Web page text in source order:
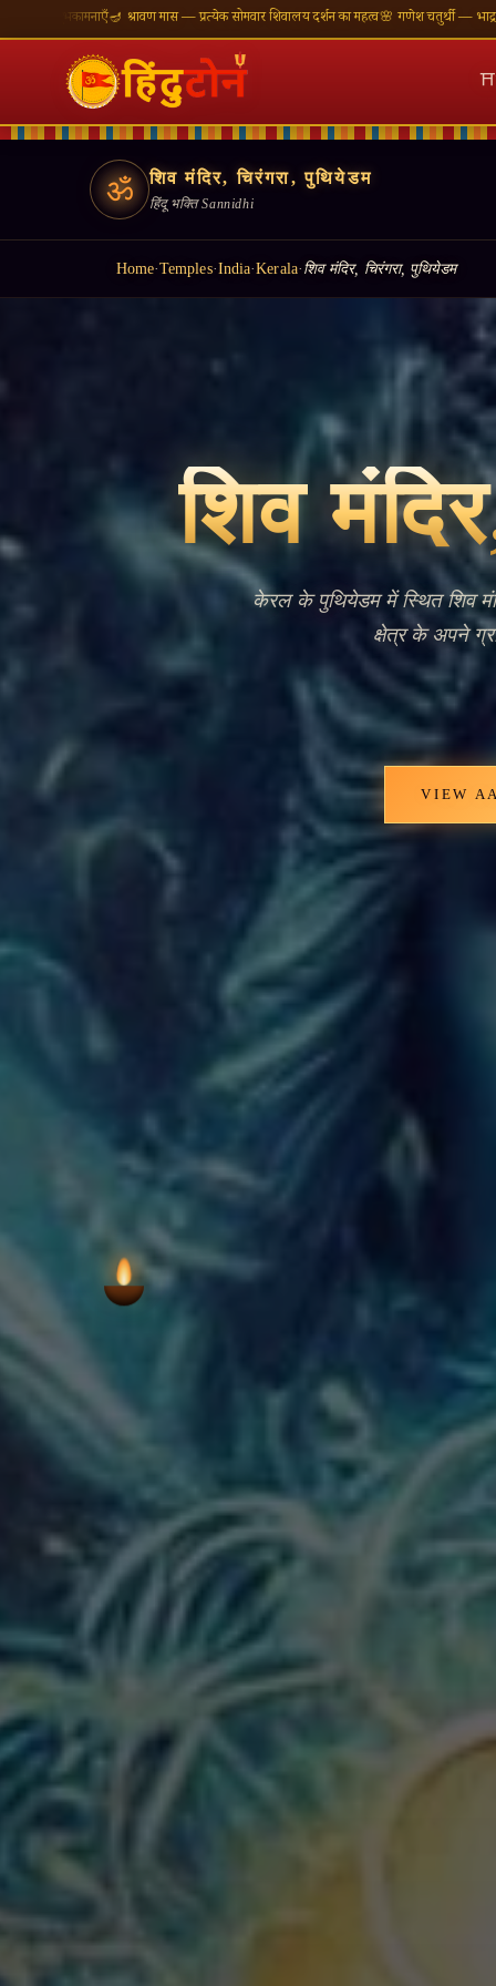
— प्रत्येक सोमवार शिवालय दर्शन का महत्व🌸 गणेश चतुर्थी — भाद्रपद शुक्ल चतुर्थी⛩ काशी
⛩
ॐ शिव मंदिर, चिरंगरा, पुथियेडम
हिंदू भक्ति Sannidhi
Home·Temples·India·Kerala· शिव मंदिर, चिरंगरा, पुथियेडम
॥ ॐ
केरल के एरनाकुलतप्पन तालुक के शांत गाँव
लिए एक पूजा केंद्र के रूप में खड़ा है। यह
सदियों से केरल के परिदृश्य में फली-फूली